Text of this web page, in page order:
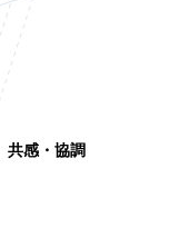
共感・協調